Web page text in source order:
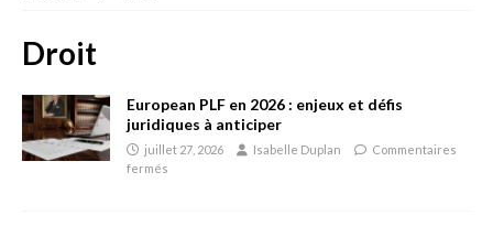
Droit
European PLF en 2026 : enjeux et défis
juridiques à anticiper
juillet 27, 2026 Isabelle Duplan
Commentaires
fermés